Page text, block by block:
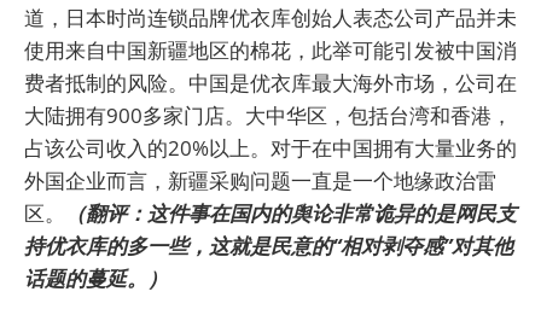
道，日本时尚连锁品牌优衣库创始人表态公司产品并未
使用来自中国新疆地区的棉花，此举可能引发被中国消
费者抵制的风险。中国是优衣库最大海外市场，公司在
大陆拥有900多家门店。大中华区，包括台湾和香港，
占该公司收入的20%以上。对于在中国拥有大量业务的
外国企业而言，新疆采购问题一直是一个地缘政治雷
区。
（翻评：这件事在国内的舆论非常诡异的是网民支
持优衣库的多一些，这就是民意的“相对剥夺感”对其他
话题的蔓延。）